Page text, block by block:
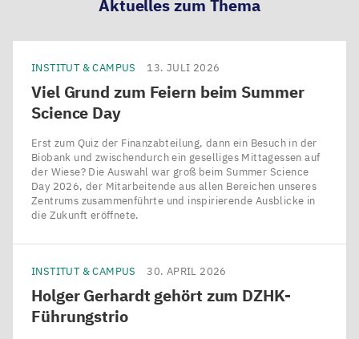
Aktuelles zum Thema
INSTITUT & CAMPUS 13. JULI 2026
Viel Grund zum Feiern beim Summer
Science Day
Erst zum Quiz der Finanzabteilung, dann ein Besuch in der
Biobank und zwischendurch ein geselliges Mittagessen auf
der Wiese? Die Auswahl war groß beim Summer Science
Day 2026, der Mitarbeitende aus allen Bereichen unseres
Zentrums zusammenführte und inspirierende Ausblicke in
die Zukunft eröffnete.
INSTITUT & CAMPUS 30. APRIL 2026
Holger Gerhardt gehört zum DZHK-
Führungstrio